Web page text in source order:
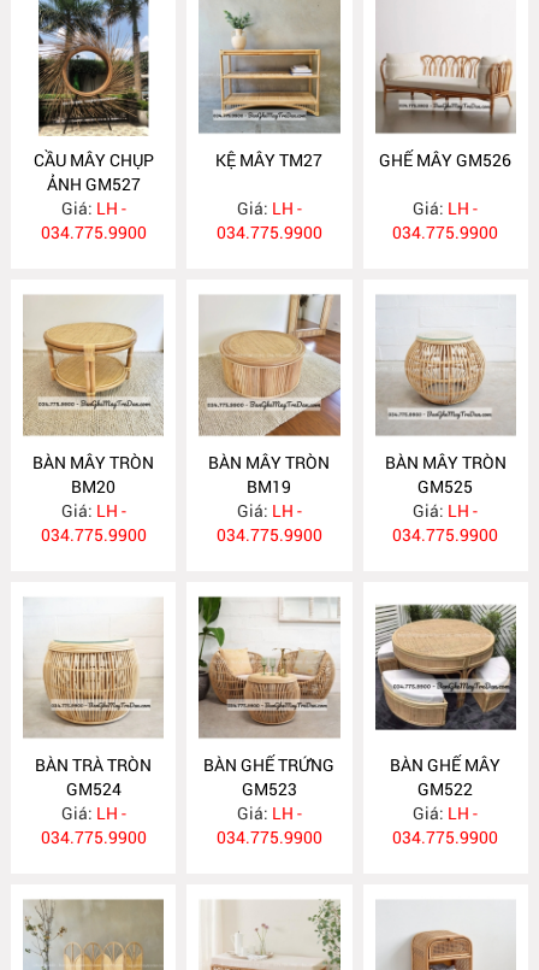
CẦU MÂY CHỤP
ẢNH GM527
Giá: LH -
034.775.9900
KỆ MÂY TM27
Giá: LH -
034.775.9900
GHẾ MÂY GM526
Giá: LH -
034.775.9900
BÀN MÂY TRÒN
BM20
Giá: LH -
034.775.9900
BÀN MÂY TRÒN
BM19
Giá: LH -
034.775.9900
BÀN MÂY TRÒN
GM525
Giá: LH -
034.775.9900
BÀN TRÀ TRÒN
GM524
Giá: LH -
034.775.9900
BÀN GHẾ TRỨNG
GM523
Giá: LH -
034.775.9900
BÀN GHẾ MÂY
GM522
Giá: LH -
034.775.9900